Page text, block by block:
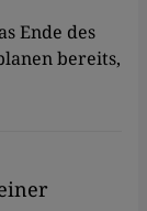
Ende des
bereits,